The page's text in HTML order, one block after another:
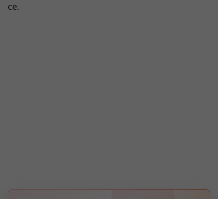
се.